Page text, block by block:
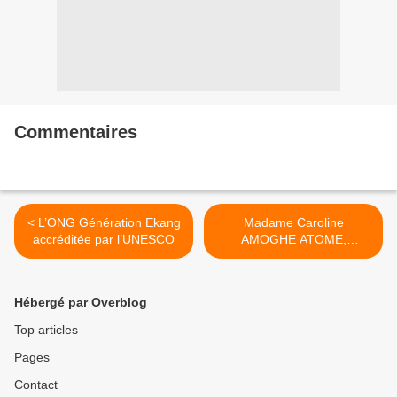
Commentaires
< L’ONG Génération Ekang
accréditée par l’UNESCO
Madame Caroline
AMOGHE ATOME,
Présidente Exécutive de
Hébergé par Overblog
Top articles
Pages
Contact